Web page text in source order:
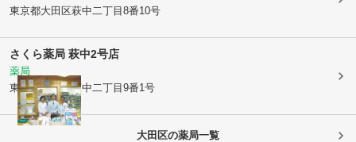
東京都大田区萩中二丁目8番10号
さくら薬局 萩中2号店
薬局
東京都大田区萩中二丁目9番1号
大田区の薬局一覧